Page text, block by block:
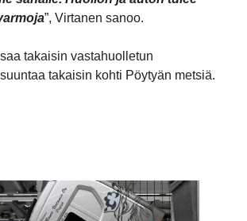
”, Virtanen sanoo.
takaisin vastahuolletun
takaisin kohti Pöytyän metsiä.